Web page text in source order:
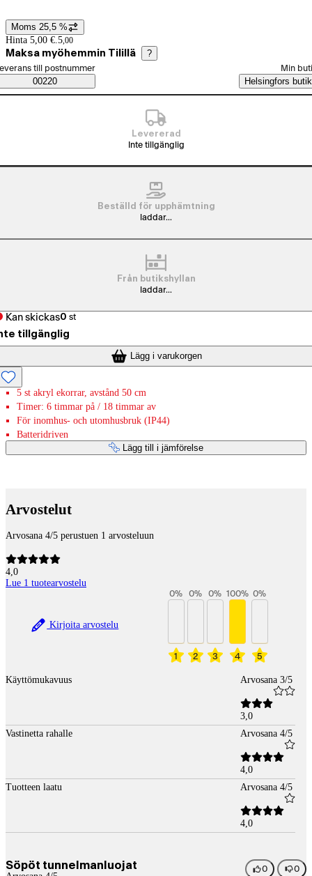
Prisinformation
Moms 25,5 %
Hinta 5,00 €. 5,00
Maksa myöhemmin Tilillä ?
Saatavuustiedot
beställningssätt
till postnummer
00220
Min
Helsingfors butik
Levererad
Inte tillgänglig
Beställd för upphämtning
laddar...
Från butikshyllan
laddar...
Kan skickas0 st
tillgänglig
Lägg i varukorgen
5 st akryl ekorrar, avstånd 50 cm
Timer: 6 timmar på / 18 timmar av
För inomhus- och utomhusbruk (IP44)
Batteridriven
Lägg till i jämförelse
Arvostelut
Arvosana 4/5 perustuen 1 arvosteluun
4,0
Lue 1 tuotearvostelu
Kirjoita arvostelu
1
0%
2
0%
3
0%
4
100%
5
0%
Käyttömukavuus Arvosana 3/5
3,0
Vastinetta rahalle
Arvosana 4/5
4,0
Tuotteen laatu
Arvosana 4/5
4,0
Söpöt tunnelmanluojat 0 0